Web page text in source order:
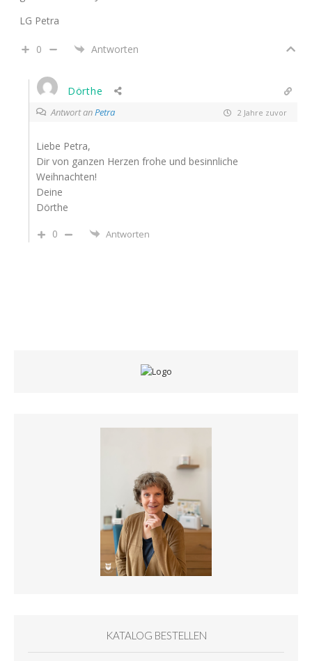
LG Petra
0 Antworten
Dörthe
Antwort anPetra 2 Jahre zuvor
Liebe Petra,
Dir von ganzen Herzen frohe und besinnliche
Weihnachten!
Deine
Dörthe
0
Antworten
KATALOG BESTELLEN